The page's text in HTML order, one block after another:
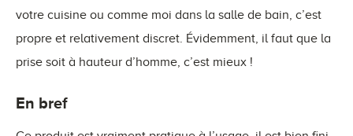
votre cuisine ou comme moi dans la salle de bain, c’est
propre et relativement discret. Évidemment, il faut que la
prise soit à hauteur d’homme, c’est mieux !
En bref